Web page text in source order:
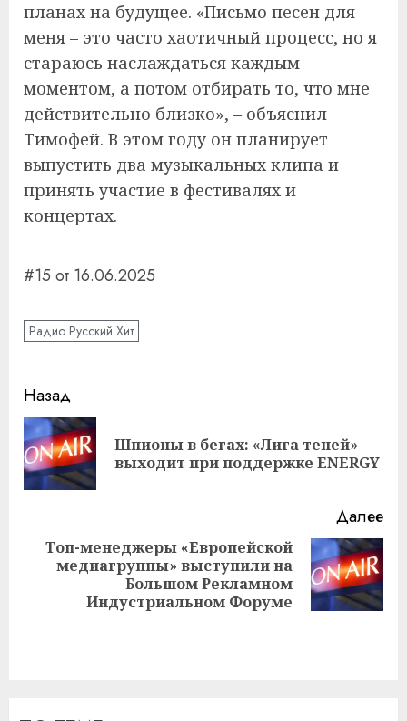
планах на будущее. «Письмо песен для
меня – это часто хаотичный процесс, но я
стараюсь наслаждаться каждым
моментом, а потом отбирать то, что мне
действительно близко», – объяснил
Тимофей. В этом году он планирует
выпустить два музыкальных клипа и
принять участие в фестивалях и
концертах.
#15 от 16.06.2025
Радио Русский Хит
Навигация
записи
Назад
Шпионы в бегах: «Лига теней»
выходит при поддержке ENERGY
Далее
Следующая
Топ-менеджеры «Европейской
медиагруппы» выступили на
Большом Рекламном
Индустриальном Форуме